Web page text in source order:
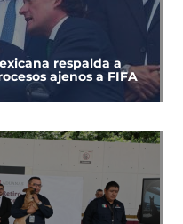
respalda a
ajenos a FIFA